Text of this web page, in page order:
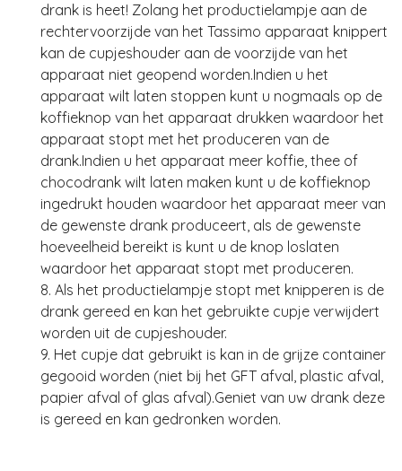
drank is heet! Zolang het productielampje aan de
rechtervoorzijde van het Tassimo apparaat knippert
kan de cupjeshouder aan de voorzijde van het
apparaat niet geopend worden.Indien u het
apparaat wilt laten stoppen kunt u nogmaals op de
koffieknop van het apparaat drukken waardoor het
apparaat stopt met het produceren van de
drank.Indien u het apparaat meer koffie, thee of
chocodrank wilt laten maken kunt u de koffieknop
ingedrukt houden waardoor het apparaat meer van
de gewenste drank produceert, als de gewenste
hoeveelheid bereikt is kunt u de knop loslaten
waardoor het apparaat stopt met produceren.
8. Als het productielampje stopt met knipperen is de
drank gereed en kan het gebruikte cupje verwijdert
worden uit de cupjeshouder.
9. Het cupje dat gebruikt is kan in de grijze container
gegooid worden (niet bij het GFT afval, plastic afval,
papier afval of glas afval).Geniet van uw drank deze
is gereed en kan gedronken worden.